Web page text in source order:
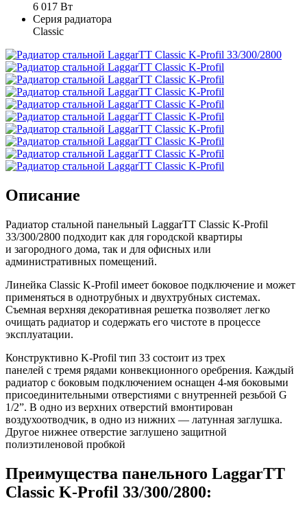
6 017 Вт
Серия радиатора
Classic
Описание
Радиатор стальной панельный LaggarTT Classic K-Profil
33/300/2800 подходит как для городской квартиры
и загородного дома, так и для офисных или
административных помещений.
Линейка Classic K-Profil имеет боковое подключение и может
применяться в однотрубных и двухтрубных системах.
Съемная верхняя декоративная решетка позволяет легко
очищать радиатор и содержать его чистоте в процессе
эксплуатации.
Конструктивно K-Profil тип 33 состоит из трех
панелей с тремя рядами конвекционного оребрения. Каждый
радиатор с боковым подключением оснащен 4-мя боковыми
присоединительными отверстиями с внутренней резьбой G
1/2”. В одно из верхних отверстий вмонтирован
воздухоотводчик, в одно из нижних — латунная заглушка.
Другое нижнее отверстие заглушено защитной
полиэтиленовой пробкой
Преимущества панельного LaggarTT
Classic K-Profil 33/300/2800: